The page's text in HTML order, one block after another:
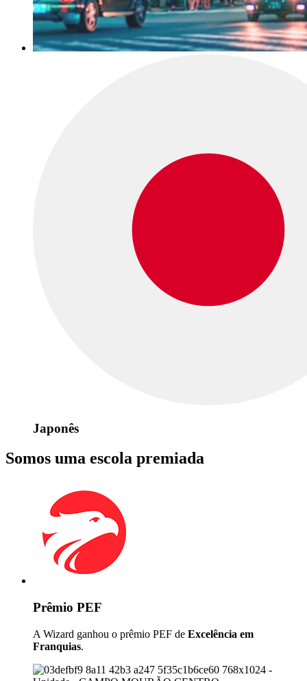
Japonês
Somos uma escola premiada
Prêmio PEF
A Wizard ganhou o prêmio PEF de Excelência em
Franquias.